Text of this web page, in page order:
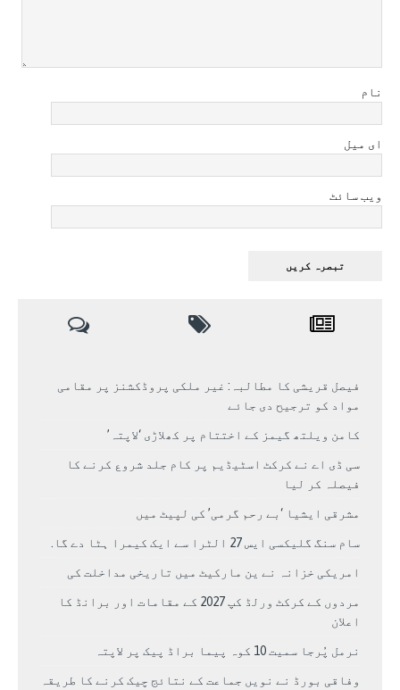
نام
ای میل
ویب سائٹ
فیصل قریشی کا مطالبہ: غیر ملکی پروڈکشنز پر مقامی
مواد کو ترجیح دی جائے
کامن ویلتھ گیمز کے اختتام پر کھلاڑی ‘لاپتہ’
سی ڈی اے نے کرکٹ اسٹیڈیم پر کام جلد شروع کرنے کا
فیصلہ کر لیا
مشرقی ایشیا ‘بے رحم گرمی’ کی لپیٹ میں
سام سنگ گلیکسی ایس 27 الٹرا سے ایک کیمرا ہٹا دے گا.
امریکی خزانہ نے ین مارکیٹ میں تاریخی مداخلت کی
مردوں کے کرکٹ ورلڈ کپ 2027 کے مقامات اور برانڈ کا
اعلان
نرمل پُرجا سمیت 10 کوہ پیما براڈ پیک پر لاپتہ
وفاقی بورڈ نے نویں جماعت کے نتائج چیک کرنے کا طریقہ